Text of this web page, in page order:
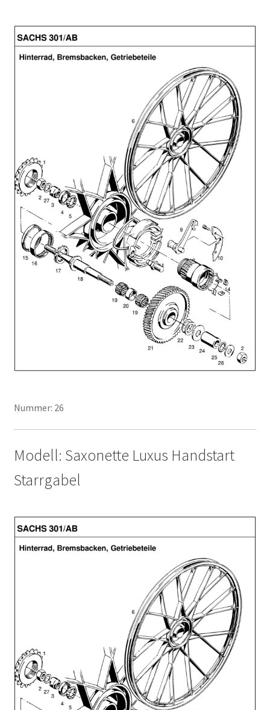
Nummer: 26
Modell: Saxonette Luxus Handstart
Starrgabel